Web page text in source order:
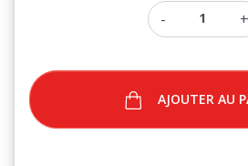
-
+
AJOUTER AU